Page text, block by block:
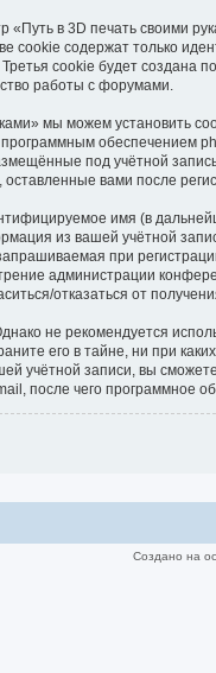
в 3D печать своими
cookie содержат только
cookie будет создана
работы с форумами.
мы можем установить
программным
под учётной
вами после
имя (в
из вашей учётной
при
администрации
отказаться от
не рекомендуется
его в тайне, ни при
учётной записи, вы
после чего программное
Создано на